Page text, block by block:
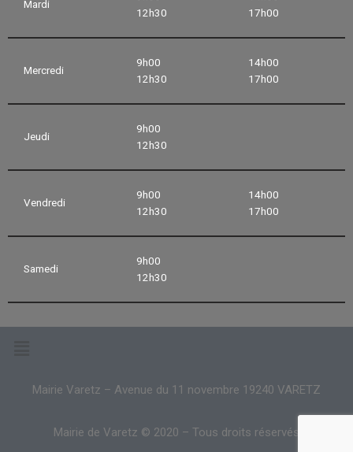
Mardi
12h30
17h00
Mercredi
9h00
12h30
14h00
17h00
Jeudi
9h00
12h30
Vendredi
9h00
12h30
14h00
17h00
Samedi
9h00
12h30
Mairie Varetz – Avenue du 11 novembre 19240 VARETZ
Mairie de Varetz © 2020 – Tous droits réservés